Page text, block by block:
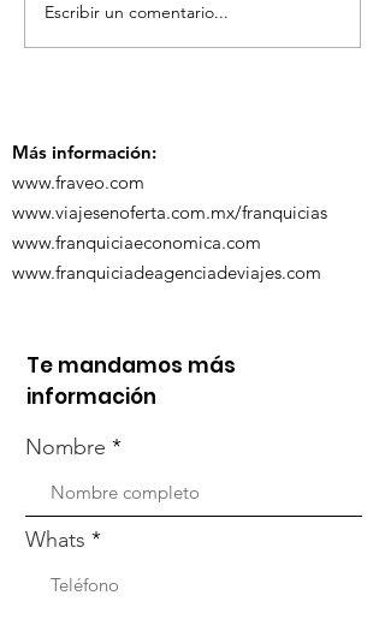
TourTravelynByFraveo
participó en la
Escribir un comentario...
Más información:
www.fraveo.com
www.viajesenoferta.com.mx/franquicias
www.franquiciaeconomica.com
www.franquiciadeagenciadeviajes.com
Te mandamos más
información
Nombre
Whats